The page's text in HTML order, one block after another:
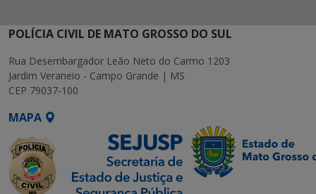
POLÍCIA CIVIL DE MATO GROSSO DO SUL
Rua Desembargador Leão Neto do Carmo 1203
Jardim Veraneio - Campo Grande | MS
CEP 79037-100
MAPA